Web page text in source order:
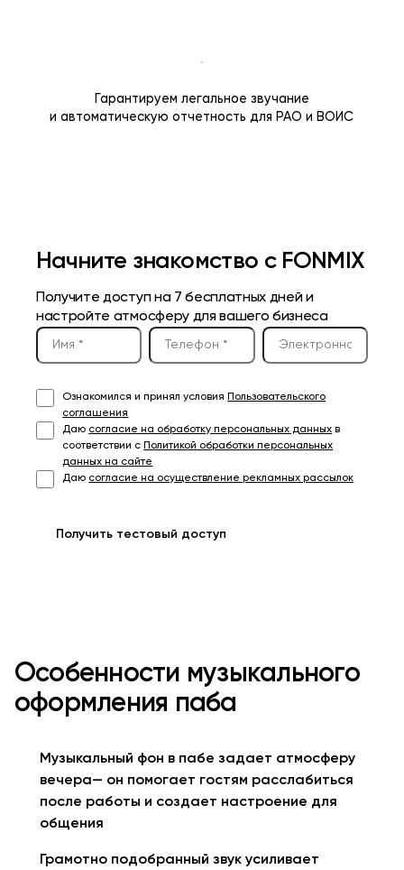
Гарантируем легальное звучание
и автоматическую отчетность для РАО и ВОИС
Начните знакомство с FONMIX
Получите доступ на 7 бесплатных дней и
настройте атмосферу для вашего бизнеса
Ознакомился и принял условия
Пользовательского
соглашения
Даю согласие на обработку персональных данных в
соответствии с
Политикой обработки персональных
данных на сайте
Даю согласие на осуществление рекламных рассылок
Получить тестовый доступ
Особенности музыкального
оформления паба
Музыкальный фон в пабе задает атмосферу
вечера— он помогает гостям расслабиться
после работы и создает настроение для
общения
Грамотно подобранный звук усиливает